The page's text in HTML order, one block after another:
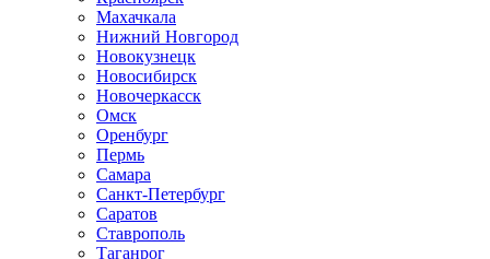
Махачкала
Нижний Новгород
Новокузнецк
Новосибирск
Новочеркаcск
Омск
Оренбург
Пермь
Самара
Санкт-Петербург
Саратов
Ставрополь
Таганрог